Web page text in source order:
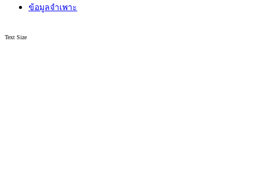
ข้อมูลจำเพาะ
Text Size